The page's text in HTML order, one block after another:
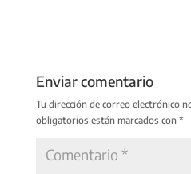
Enviar comentario
Tu dirección de correo electrónico
obligatorios están marcados con *